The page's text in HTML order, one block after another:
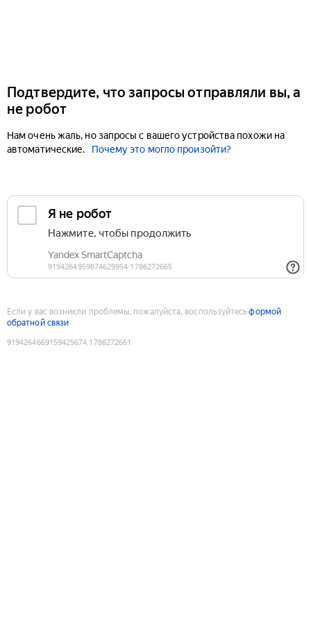
Подтвердите, что запросы отправляли вы, а
не робот
Нам очень жаль, но запросы с вашего устройства похожи на
автоматические.
Почему это могло произойти?
Если у вас возникли проблемы, пожалуйста, воспользуйтесьформой
обратной связи
9194264669159425674:1786272661